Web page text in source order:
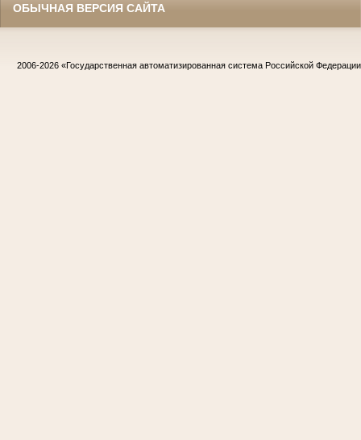
ОБЫЧНАЯ ВЕРСИЯ САЙТА
2006-2026 «Государственная автоматизированная система Российской